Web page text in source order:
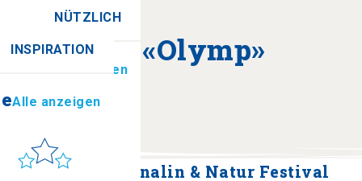
NÜTZLICH
Alle anzeigen
get there
INSPIRATION
Alle anzeigen
Über «Olymp»
1. Olympus Adrenalin & Natur Festival